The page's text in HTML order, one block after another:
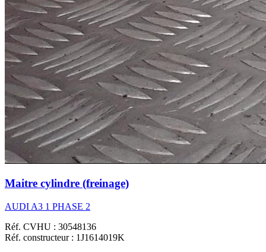
Maitre cylindre (freinage)
AUDI A3 1 PHASE 2
Réf. CVHU : 30548136
Réf. constructeur : 1J1614019K